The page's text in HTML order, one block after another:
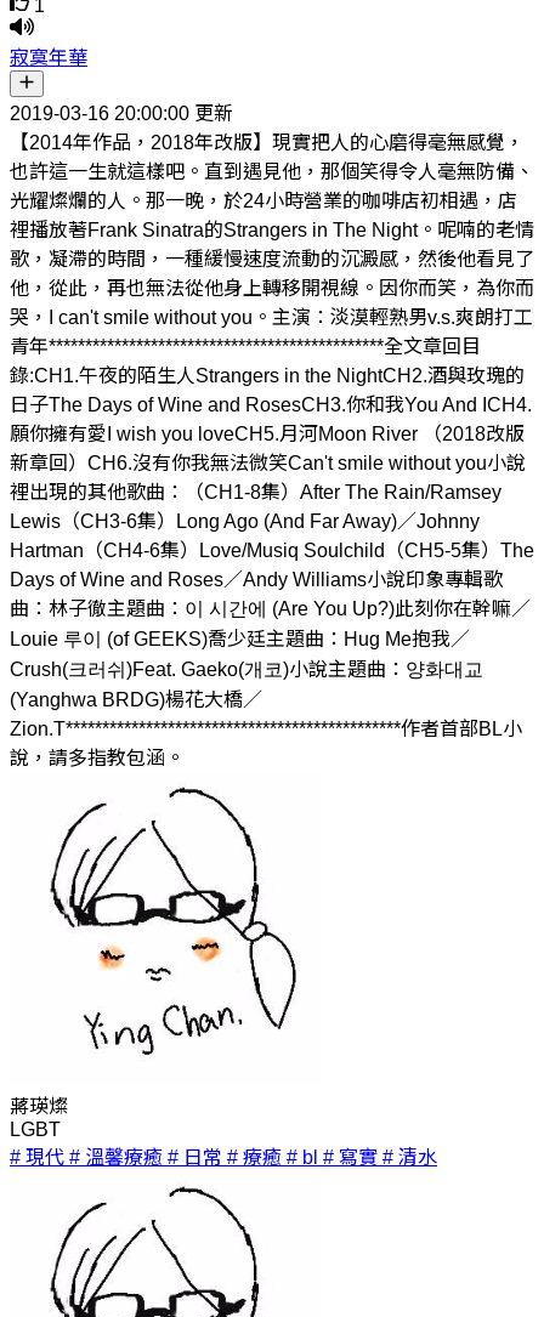
1
寂寞年華
2019-03-16 20:00:00 更新
【2014年作品，2018年改版】現實把人的心磨得毫無感覺，
也許這一生就這樣吧。直到遇見他，那個笑得令人毫無防備、
光耀燦爛的人。那一晚，於24小時營業的咖啡店初相遇，店
裡播放著Frank Sinatra的Strangers in The Night。呢喃的老情
歌，凝滯的時間，一種緩慢速度流動的沉澱感，然後他看見了
他，從此，再也無法從他身上轉移開視線。因你而笑，為你而
哭，I can't smile without you。主演：淡漠輕熟男v.s.爽朗打工
青年**********************************************全文章回目
錄:CH1.午夜的陌生人Strangers in the NightCH2.酒與玫瑰的
日子The Days of Wine and RosesCH3.你和我You And ICH4.
願你擁有愛I wish you loveCH5.月河Moon River （2018改版
新章回）CH6.沒有你我無法微笑Can't smile without you小說
裡出現的其他歌曲：（CH1-8集）After The Rain/Ramsey
Lewis（CH3-6集）Long Ago (And Far Away)／Johnny
Hartman（CH4-6集）Love/Musiq Soulchild（CH5-5集）The
Days of Wine and Roses／Andy Williams小說印象專輯歌
曲：林子徹主題曲：이 시간에 (Are You Up?)此刻你在幹嘛／
Louie 루이 (of GEEKS)喬少廷主題曲：Hug Me抱我／
Crush(크러쉬)Feat. Gaeko(개코)小說主題曲：양화대교
(Yanghwa BRDG)楊花大橋／
Zion.T**********************************************作者首部BL小
說，請多指教包涵。
蔣瑛燦
LGBT
# 現代 # 溫馨療癒 # 日常 # 療癒 # bl # 寫實 # 清水